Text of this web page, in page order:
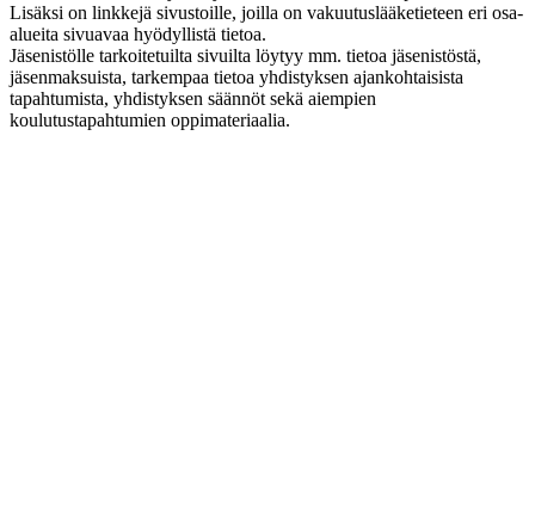
Lisäksi on linkkejä sivustoille, joilla on vakuutuslääketieteen eri osa-
alueita sivuavaa hyödyllistä tietoa.
Jäsenistölle tarkoitetuilta sivuilta löytyy mm. tietoa jäsenistöstä,
jäsenmaksuista, tarkempaa tietoa yhdistyksen ajankohtaisista
tapahtumista, yhdistyksen säännöt sekä aiempien
koulutustapahtumien oppimateriaalia.